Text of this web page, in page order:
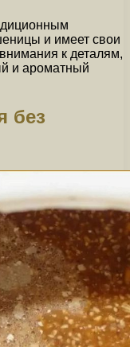
и имеет свои
к деталям,
и ароматный
без